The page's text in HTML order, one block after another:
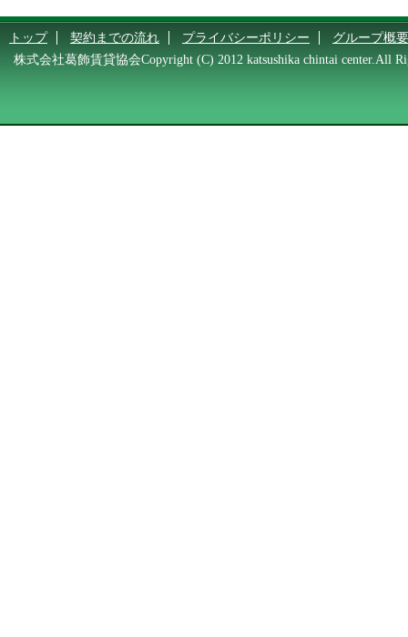
トップ 契約までの流れ プライバシーポリシー
グループ概要
株式会社葛飾賃貸協会Copyright (C) 2012 katsushika chintai center.All